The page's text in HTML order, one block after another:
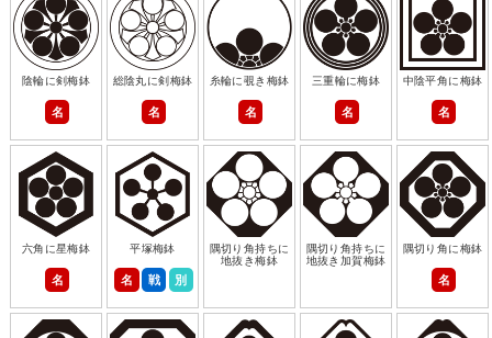
陰輪に剣梅鉢
名
総陰丸に剣梅鉢
名
糸輪に覗き梅鉢
名
三重輪に梅鉢
名
中陰平角に梅鉢
名
六角に星梅鉢
名
平塚梅鉢
名 戦 別
隅切り角持ちに
地抜き梅鉢
隅切り角持ちに
地抜き加賀梅鉢
隅切り角に梅鉢
名